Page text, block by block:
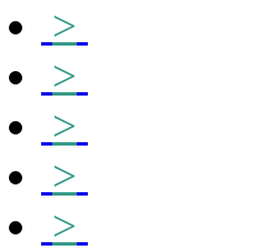
>
>
>
>
>